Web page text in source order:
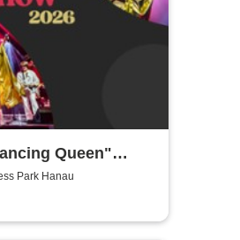
Queen"
Park Hanau